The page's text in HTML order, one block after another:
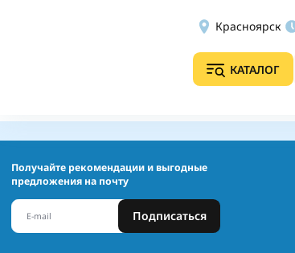
Красноярск
КАТАЛОГ
Получайте рекомендации и выгодные
предложения на почту
Подписаться